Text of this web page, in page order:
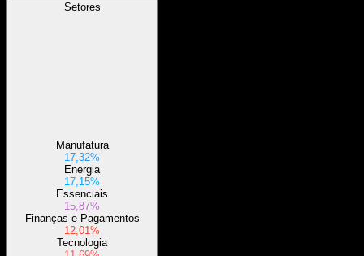
Setores
Manufatura
17,32%
Energia
17,15%
Essenciais
15,87%
Finanças e Pagamentos
12,01%
Tecnologia